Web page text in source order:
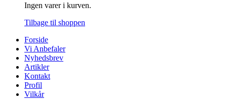
Ingen varer i kurven.
Tilbage til shoppen
Forside
Vi Anbefaler
Nyhedsbrev
Artikler
Kontakt
Profil
Vilkår